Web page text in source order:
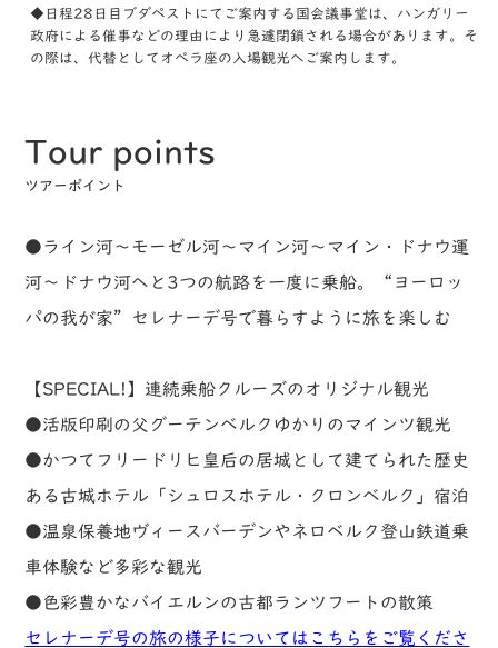
◆日程28日目ブダペストにてご案内する国会議事堂は、ハンガリー
政府による催事などの理由により急遽閉鎖される場合があります。そ
の際は、代替としてオペラ座の入場観光へご案内します。
Tour points
ツアーポイント
●ライン河～モーゼル河～マイン河～マイン・ドナウ運
河～ドナウ河へと3つの航路を一度に乗船。“ヨーロッ
パの我が家”セレナーデ号で暮らすように旅を楽しむ
【SPECIAL!】連続乗船クルーズのオリジナル観光
●活版印刷の父グーテンベルクゆかりのマインツ観光
●かつてフリードリヒ皇后の居城として建てられた歴史
ある古城ホテル「シュロスホテル・クロンベルク」宿泊
●温泉保養地ヴィースバーデンやネロベルク登山鉄道乗
車体験など多彩な観光
●色彩豊かなバイエルンの古都ランツフートの散策
セレナーデ号の旅の様子についてはこちらをご覧くださ